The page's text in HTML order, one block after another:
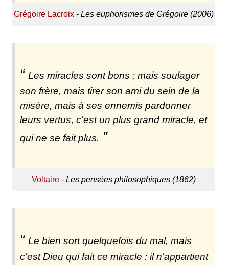
Grégoire Lacroix- Les euphorismes de Grégoire (2006)
Les miracles sont bons ; mais soulager
son frère, mais tirer son ami du sein de la
misère, mais à ses ennemis pardonner
leurs vertus, c'est un plus grand miracle, et
qui ne se fait plus.
Voltaire- Les pensées philosophiques (1862)
Le bien sort quelquefois du mal, mais
c'est Dieu qui fait ce miracle : il n'appartient